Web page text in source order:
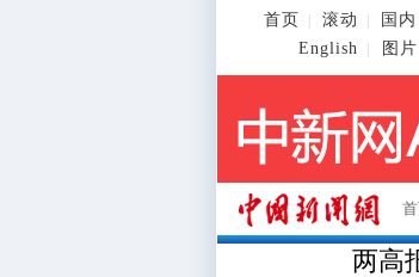
首页 滚动 国内
English
图片
两高